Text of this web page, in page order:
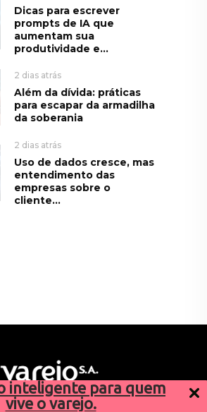
inteligente para quem
vive o varejo.
Dicas para escrever
prompts de IA que
aumentam sua
produtividade e...
2 dias atrás
Além da dívida: práticas
para escapar da armadilha
da soberania
2 dias atrás
Uso de dados cresce, mas
entendimento das
empresas sobre o
cliente...